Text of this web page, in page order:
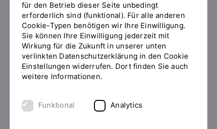
Sie
befinden
sich
auf
der
Seite
"Personen"
Personen
INHALT
Personen und Kontakte der
Fakultät
für den Betrieb dieser Seite unbedingt
erforderlich sind (funktional). Für alle anderen
Cookie-Typen benötigen wir Ihre Einwilligung.
Sie können Ihre Einwilligung jederzeit mit
Wirkung für die Zukunft in unserer unten
verlinkten Datenschutzerklärung in den Cookie
Einstellungen widerrufen. Dort finden Sie auch
weitere Informationen.
Funktional Analytics